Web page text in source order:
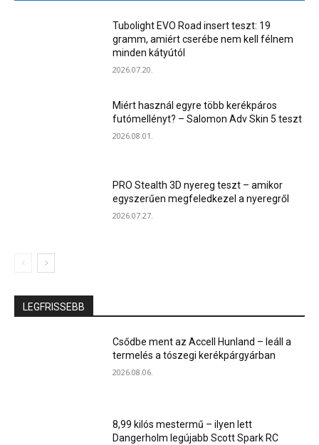
Tubolight EVO Road insert teszt: 19
gramm, amiért cserébe nem kell félnem
minden kátyútól
2026.07.20.
Miért használ egyre több kerékpáros
futómellényt? – Salomon Adv Skin 5 teszt
2026.08.01.
PRO Stealth 3D nyereg teszt – amikor
egyszerűen megfeledkezel a nyeregről
2026.07.27.
LEGFRISSEBB
Csődbe ment az Accell Hunland – leáll a
termelés a tószegi kerékpárgyárban
2026.08.06.
8,99 kilós mestermű – ilyen lett
Dangerholm legújabb Scott Spark RC